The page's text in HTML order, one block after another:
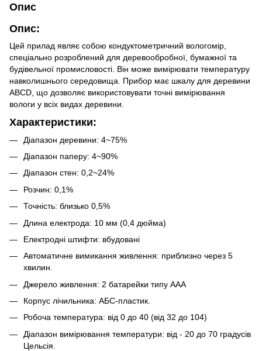
Опис
Опис:
Цей прилад являє собою кондуктометричний вологомір,
спеціально розроблений для деревообробної, бумажної та
будівельної промисловості. Він може вимірювати температуру
навколишнього середовища. Прибор має шкалу для деревини
ABCD, що дозволяє використовувати точні вимірювання
вологи у всіх видах деревини.
Характеристики:
Діапазон деревини: 4~75%
Діапазон паперу: 4~90%
Діапазон стен: 0,2~24%
Розчин: 0,1%
Точність: близько 0,5%
Длина електрода: 10 мм (0,4 дюйма)
Електродні штифти: вбудовані
Автоматичне вимикання живлення: приблизно через 5
хвилин.
Джерело живлення: 2 батарейки типу ААА
Корпус лічильника: АБС-пластик.
Робоча температура: від 0 до 40 (від 32 до 104)
Діапазон вимірювання температури: від - 20 до 70 градусів
Цельсія.